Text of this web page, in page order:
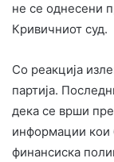
не се однесени
Кривичниот суд.
Со реакција
партија.
дека се врши
информации кои
финансиска